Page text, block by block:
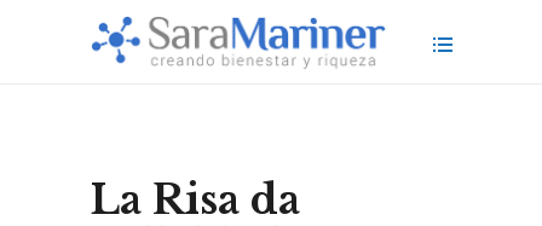
La Risa da